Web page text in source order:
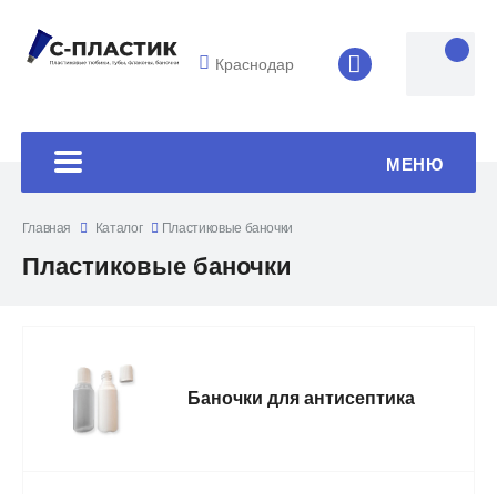
Краснодар 8 (4852) 33-
МЕНЮ
Главная Каталог Пластиковые баночки
Пластиковые баночки
Баночки для антисептика